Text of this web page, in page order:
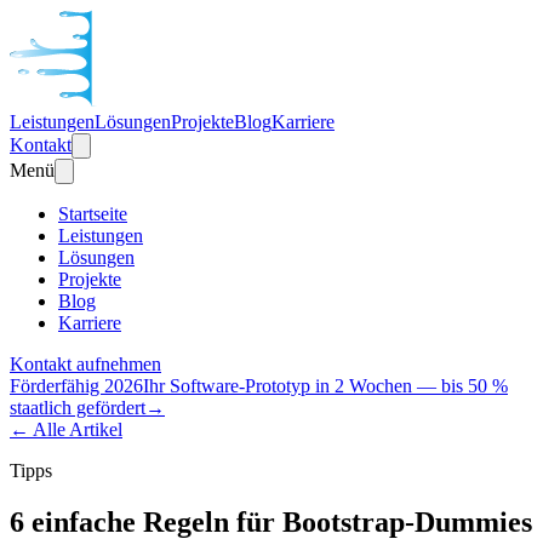
LeistungenLösungenProjekteBlogKarriere
Kontakt
Menü
Startseite
Leistungen
Lösungen
Projekte
Blog
Karriere
Kontakt aufnehmen
Förderfähig 2026Ihr Software-Prototyp in 2 Wochen — bis 50 %
staatlich gefördert→
← Alle Artikel
Tipps
6 einfache Regeln für Bootstrap-Dummies